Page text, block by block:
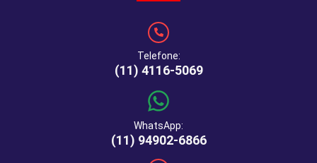
Telefone:
(11) 4116-5069
WhatsApp:
(11) 94902-6866